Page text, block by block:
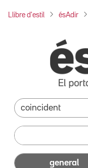
Llibre d'estil ésAdir
general